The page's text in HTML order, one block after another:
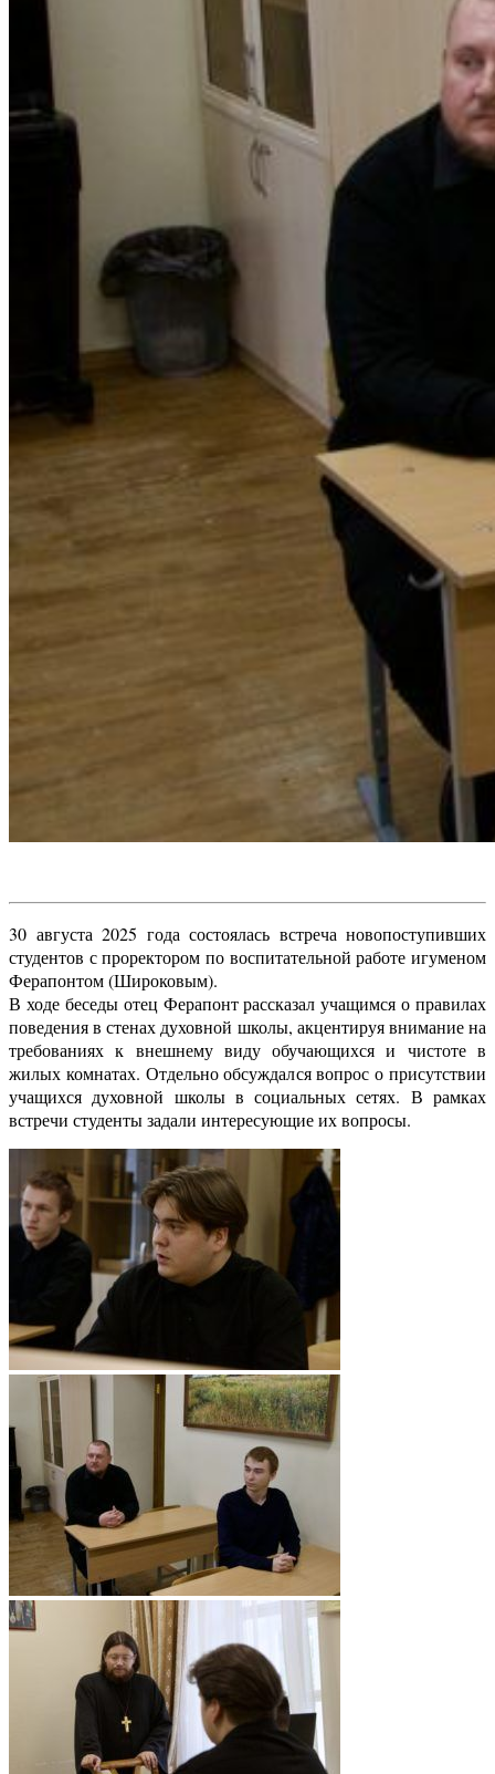
30 августа 2025 года состоялась встреча новопоступивших
студентов с проректором по воспитательной работе игуменом
Ферапонтом (Широковым).
В ходе беседы отец Ферапонт рассказал учащимся о правилах
поведения в стенах духовной школы, акцентируя внимание на
требованиях к внешнему виду обучающихся и чистоте в
жилых комнатах. Отдельно обсуждался вопрос о присутствии
учащихся духовной школы в социальных сетях. В рамках
встречи студенты задали интересующие их вопросы.